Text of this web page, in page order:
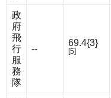
政
府
飛
行
服
務
隊
--
69.4{3}
[5]